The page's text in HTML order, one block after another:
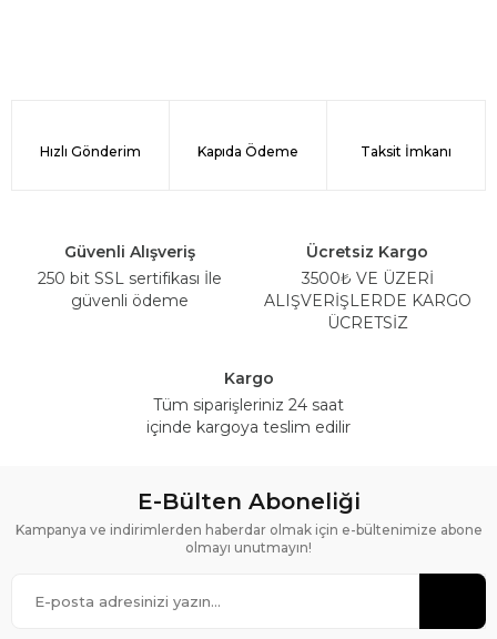
Hızlı Gönderim Kapıda Ödeme Taksit İmkanı
Güvenli Alışveriş
250 bit SSL sertifikası İle
güvenli ödeme
Ücretsiz Kargo
3500₺ VE ÜZERİ
ALIŞVERİŞLERDE KARGO
ÜCRETSİZ
Kargo
Tüm siparişleriniz 24 saat
içinde kargoya teslim edilir
E-Bülten Aboneliği
Kampanya ve indirimlerden haberdar olmak için e-bültenimize abone
olmayı unutmayın!